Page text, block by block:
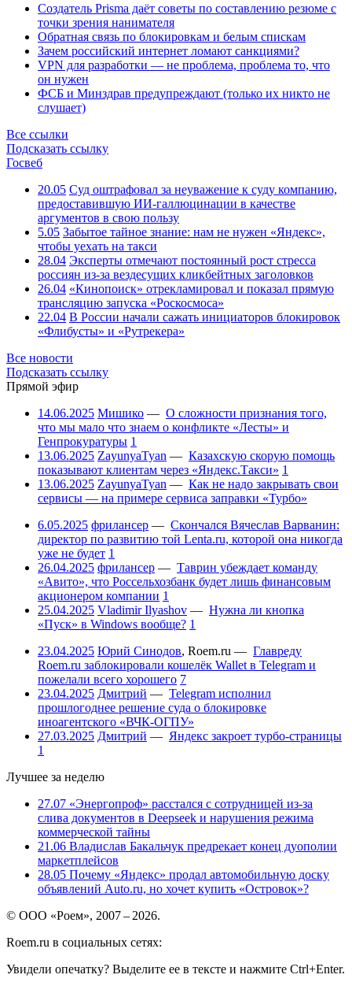
Создатель Prisma даёт советы по составлению резюме с
точки зрения нанимателя
Обратная связь по блокировкам и белым спискам
Зачем российский интернет ломают санкциями?
VPN для разработки — не проблема, проблема то, что
он нужен
ФСБ и Минздрав предупреждают (только их никто не
слушает)
Все ссылки
Подсказать ссылку
Госвеб
20.05 Суд оштрафовал за неуважение к суду компанию,
предоставившую ИИ-галлюцинации в качестве
аргументов в свою пользу
5.05 Забытое тайное знание: нам не нужен «Яндекс»,
чтобы уехать на такси
28.04 Эксперты отмечают постоянный рост стресса
россиян из-за вездесущих кликбейтных заголовков
26.04 «Кинопоиск» отрекламировал и показал прямую
трансляцию запуска «Роскосмоса»
22.04 В России начали сажать инициаторов блокировок
«Флибусты» и «Рутрекера»
Все новости
Подсказать ссылку
Прямой эфир
14.06.2025 Мишико — О сложности признания того,
что мы мало что знаем о конфликте «Лесты» и
Генпрокуратуры 1
13.06.2025 ZayunyaTyan — Казахскую скорую помощь
показывают клиентам через «Яндекс.Такси» 1
13.06.2025 ZayunyaTyan — Как не надо закрывать свои
сервисы — на примере сервиса заправки «Турбо»
6.05.2025 фрилансер — Скончался Вячеслав Варванин:
директор по развитию той Lenta.ru, которой она никогда
уже не будет 1
26.04.2025 фрилансер — Таврин убеждает команду
«Авито», что Россельхозбанк будет лишь финансовым
акционером компании 1
25.04.2025 Vladimir Ilyashov — Нужна ли кнопка
«Пуск» в Windows вообще? 1
23.04.2025 Юрий Синодов, Roem.ru — Главреду
Roem.ru заблокировали кошелёк Wallet в Telegram и
пожелали всего хорошего 7
23.04.2025 Дмитрий — Telegram исполнил
прошлогоднее решение суда о блокировке
иноагентского «ВЧК-ОГПУ»
27.03.2025 Дмитрий — Яндекс закроет турбо-страницы
1
Лучшее за неделю
27.07 «Энергопроф» расстался с сотрудницей из-за
слива документов в Deepseek и нарушения режима
коммерческой тайны
21.06 Владислав Бакальчук предрекает конец дуополии
маркетплейсов
28.05 Почему «Яндекс» продал автомобильную доску
объявлений Auto.ru, но хочет купить «Островок»?
© ООО «Роем», 2007 – 2026.
Roem.ru в социальных сетях:
Увидели опечатку? Выделите ее в тексте и нажмите Ctrl+Enter.